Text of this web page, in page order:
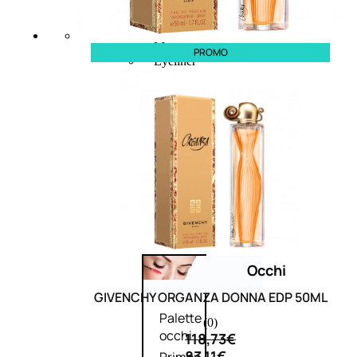
Bb E Cc Cream
Matita Occhi
Matita Sopracciglia
Mascara
Eyeliner
Gloss
Smalto
Smalto Effetti Speciali
Solventi Unghie
Occhi
Palette
occhi
PROMO
GIVENCHY ORGANZA DONNA EDP 50ML
(0)
118,73€